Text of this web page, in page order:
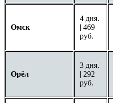
Омск
4 дня.
| 469
руб.
Орёл
3 дня.
| 292
руб.